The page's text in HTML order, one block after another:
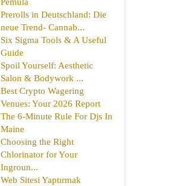
Prerolls in Deutschland: Die
neue Trend- Cannab...
Six Sigma Tools & A Useful
Guide
Spoil Yourself: Aesthetic
Salon & Bodywork ...
Best Crypto Wagering
Venues: Your 2026 Report
The 6-Minute Rule For Djs In
Maine
Choosing the Right
Chlorinator for Your
Ingroun...
Web Sitesi Yaptırmak